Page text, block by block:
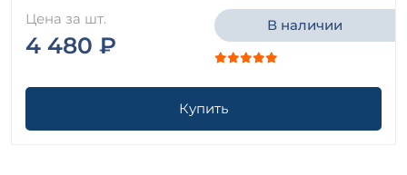
Цена за шт.
4 480 ₽
В наличии
Купить